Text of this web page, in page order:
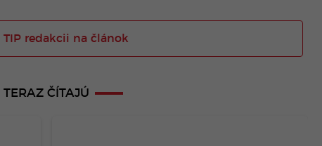
TIP redakcii na článok
TERAZ ČÍTAJÚ